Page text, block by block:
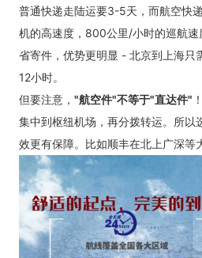
普通快递走陆运要3-5天，而航空快
机的高速度，800公里/小时的巡航
省寄件，优势更明显 - 北京到上海只
12小时。
但要注意， "航空件"不等于"直达件"
集中到枢纽机场，再分拨转运。所以
效更有保障。比如顺丰在北上广深等